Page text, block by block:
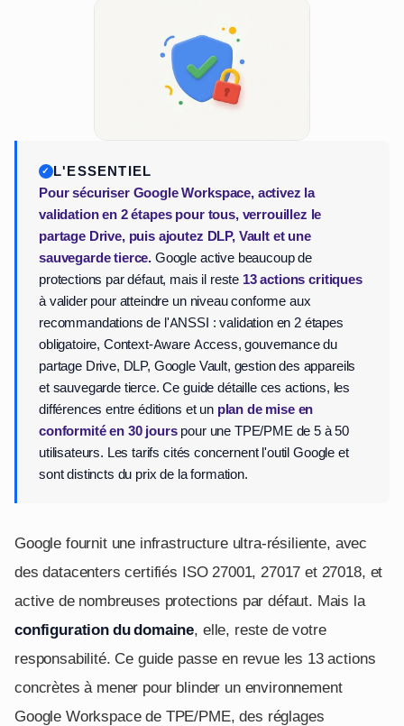
L'ESSENTIEL
Pour sécuriser Google Workspace, activez la
validation en 2 étapes pour tous, verrouillez le
partage Drive, puis ajoutez DLP, Vault et une
sauvegarde tierce. Google active beaucoup de
protections par défaut, mais il reste 13 actions critiques
à valider pour atteindre un niveau conforme aux
recommandations de l'ANSSI : validation en 2 étapes
obligatoire, Context-Aware Access, gouvernance du
partage Drive, DLP, Google Vault, gestion des appareils
et sauvegarde tierce. Ce guide détaille ces actions, les
différences entre éditions et un plan de mise en
conformité en 30 jourspour une TPE/PME de 5 à 50
utilisateurs. Les tarifs cités concernent l'outil Google et
sont distincts du prix de la formation.
Google fournit une infrastructure ultra-résiliente, avec
des datacenters certifiés ISO 27001, 27017 et 27018, et
active de nombreuses protections par défaut. Mais la
configuration du domaine, elle, reste de votre
responsabilité. Ce guide passe en revue les 13 actions
concrètes à mener pour blinder un environnement
Google Workspace de TPE/PME, des réglages